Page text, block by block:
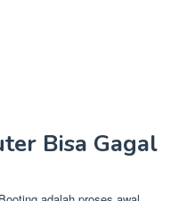
Bisa Gagal